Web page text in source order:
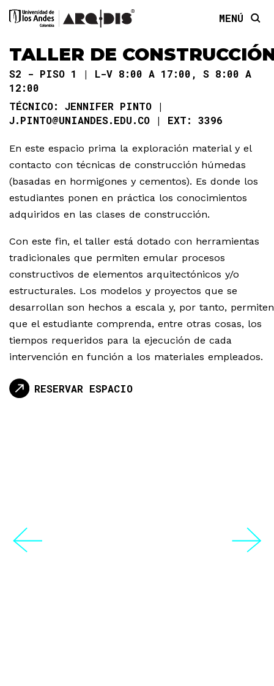
MENÚ
TALLER DE
S2 - PISO 1
L-V 8:00 A 17:00, S 8:00 A
12:00
JENNIFER PINTO
J.PINTO@UNIANDES.EDU.CO
3396
En este espacio prima la exploración material y el
contacto con técnicas de construcción húmedas
(basadas en hormigones y cementos). Es donde los
estudiantes ponen en práctica los conocimientos
adquiridos en las clases de construcción.
Con este fin, el taller está dotado con herramientas
tradicionales que permiten emular procesos
constructivos de elementos arquitectónicos y/o
estructurales. Los modelos y proyectos que se
desarrollan son hechos a escala y, por tanto, permiten
que el estudiante comprenda, entre otras cosas, los
tiempos requeridos para la ejecución de cada
intervención en función a los materiales empleados.
RESERVAR ESPACIO